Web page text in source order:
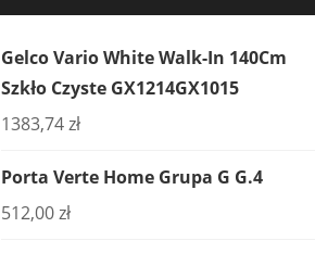
Gelco Vario White Walk-In 140Cm
Szkło Czyste GX1214GX1015
1383,74zł
Porta Verte Home Grupa G G.4
512,00zł